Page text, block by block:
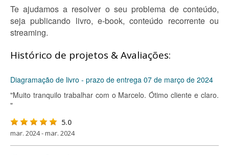
Te ajudamos a resolver o seu problema de conteúdo,
seja publicando livro, e-book, conteúdo recorrente ou
streaming.
Histórico de projetos & Avaliações:
Diagramação de livro - prazo de entrega 07 de março de 2024
"Muito tranquilo trabalhar com o Marcelo. Ótimo cliente e claro.
"
5.0
mar. 2024 - mar. 2024